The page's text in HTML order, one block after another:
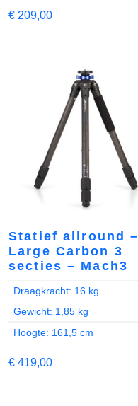
€ 209,00
Statief allround –
Large Carbon 3
secties – Mach3
Draagkracht: 16 kg
Gewicht: 1,85 kg
Hoogte: 161,5 cm
€ 419,00